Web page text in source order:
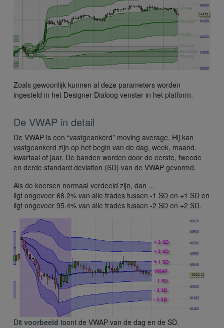
Zoals gewoonlijk kunnen al deze parameters worden
ingesteld in het Designer Dialoog venster in het platform.
De VWAP in detail
De VWAP is een “vastgeankerd” moving average. Hij kan
vastgeankerd zijn op het begin van de dag, week, maand,
kwartaal of jaar. De banden worden door de eerste, tweede
en derde standard deviation (SD) van de VWAP gevormd.
Als de koersen normaal verdeeld zijn, dan ...
ligt ongeveer 68.2% van alle trades tussen -1 SD en +1 SD en
ligt ongeveer 95.4% van alle trades tussen -2 SD en +2 SD.
Dit voorbeeld toont de VWAP van de dag en de SD.